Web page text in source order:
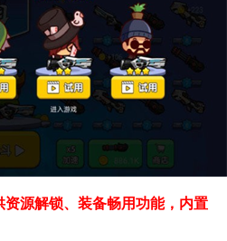
源解锁、装备畅用功能，内置